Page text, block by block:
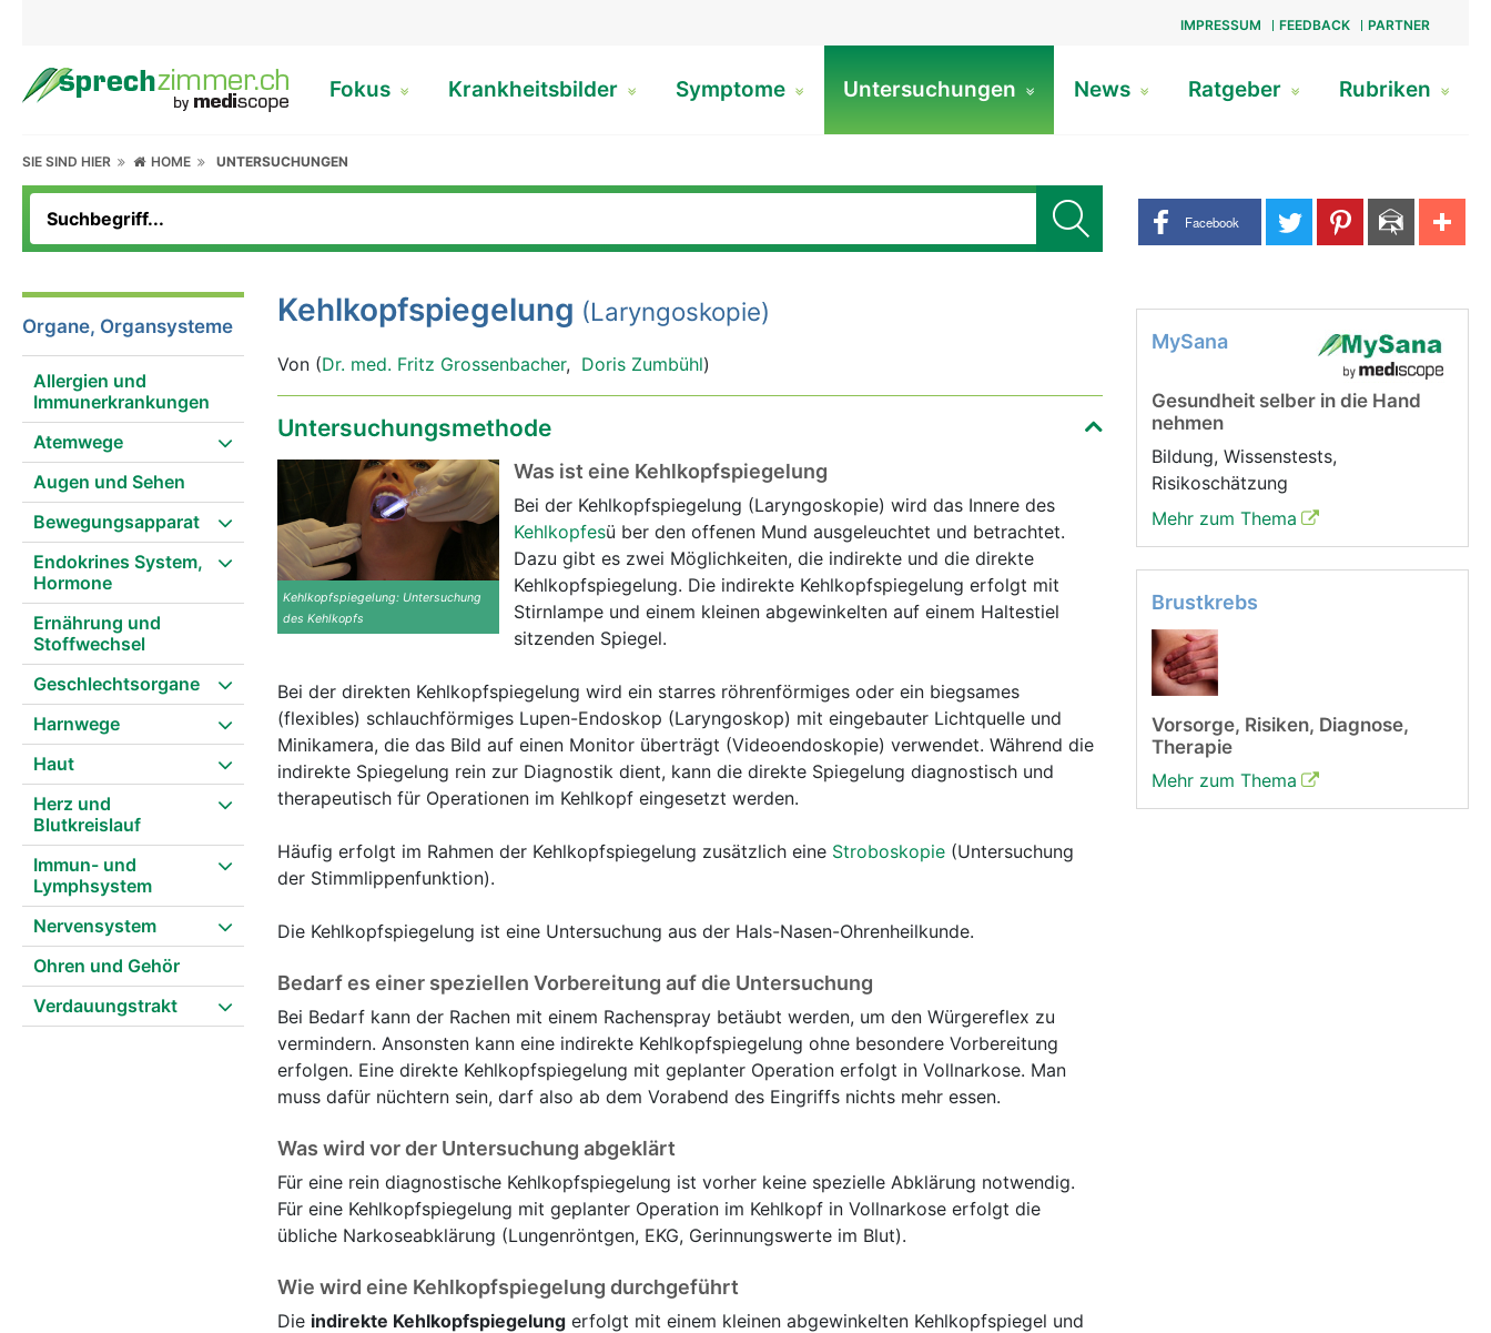
IMPRESSUM FEEDBACK PARTNER
Fokus Krankheitsbilder Symptome Untersuchungen News Ratgeber Rubriken
SIE SIND HIER HOME UNTERSUCHUNGEN
Share buttons
Facebook
Organe, Organsysteme
Allergien und
Immunerkrankungen
Atemwege
Augen und Sehen
Bewegungsapparat
Endokrines System,
Hormone
Ernährung und
Stoffwechsel
Geschlechtsorgane
Harnwege
Haut
Herz und
Blutkreislauf
Immun- und
Lymphsystem
Nervensystem
Ohren und Gehör
Verdauungstrakt
Kehlkopfspiegelung (Laryngoskopie)
Von (Dr. med. Fritz Grossenbacher, Doris Zumbühl)
Untersuchungsmethode
Kehlkopfspiegelung: Untersuchung
des Kehlkopfs
Was ist eine Kehlkopfspiegelung
Bei der Kehlkopfspiegelung (Laryngoskopie) wird das Innere des
Kehlkopfesü ber den offenen Mund ausgeleuchtet und betrachtet.
Dazu gibt es zwei Möglichkeiten, die indirekte und die direkte
Kehlkopfspiegelung. Die indirekte Kehlkopfspiegelung erfolgt mit
Stirnlampe und einem kleinen abgewinkelten auf einem Haltestiel
sitzenden Spiegel.
Bei der direkten Kehlkopfspiegelung wird ein starres röhrenförmiges oder ein biegsames
(flexibles) schlauchförmiges Lupen-Endoskop (Laryngoskop) mit eingebauter Lichtquelle und
Minikamera, die das Bild auf einen Monitor überträgt (Videoendoskopie) verwendet. Während die
indirekte Spiegelung rein zur Diagnostik dient, kann die direkte Spiegelung diagnostisch und
therapeutisch für Operationen im Kehlkopf eingesetzt werden.
Häufig erfolgt im Rahmen der Kehlkopfspiegelung zusätzlich eine Stroboskopie (Untersuchung
der Stimmlippenfunktion).
Die Kehlkopfspiegelung ist eine Untersuchung aus der Hals-Nasen-Ohrenheilkunde.
Bedarf es einer speziellen Vorbereitung auf die Untersuchung
Bei Bedarf kann der Rachen mit einem Rachenspray betäubt werden, um den Würgereflex zu
vermindern. Ansonsten kann eine indirekte Kehlkopfspiegelung ohne besondere Vorbereitung
erfolgen. Eine direkte Kehlkopfspiegelung mit geplanter Operation erfolgt in Vollnarkose. Man
muss dafür nüchtern sein, darf also ab dem Vorabend des Eingriffs nichts mehr essen.
Was wird vor der Untersuchung abgeklärt
Für eine rein diagnostische Kehlkopfspiegelung ist vorher keine spezielle Abklärung notwendig.
Für eine Kehlkopfspiegelung mit geplanter Operation im Kehlkopf in Vollnarkose erfolgt die
übliche Narkoseabklärung (Lungenröntgen, EKG, Gerinnungswerte im Blut).
Wie wird eine Kehlkopfspiegelung durchgeführt
Die indirekte Kehlkopfspiegelung erfolgt mit einem kleinen abgewinkelten Kehlkopfspiegel und
MySana
Gesundheit selber in die Hand
nehmen
Bildung, Wissenstests,
Risikoschätzung
Mehr zum Thema
Brustkrebs
Vorsorge, Risiken, Diagnose,
Therapie
Mehr zum Thema